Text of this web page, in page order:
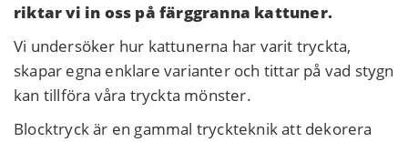
riktar vi in oss på färggranna kattuner.
Vi undersöker hur kattunerna har varit tryckta,
skapar egna enklare varianter och tittar på vad stygn
kan tillföra våra tryckta mönster.
Blocktryck är en gammal tryckteknik att dekorera